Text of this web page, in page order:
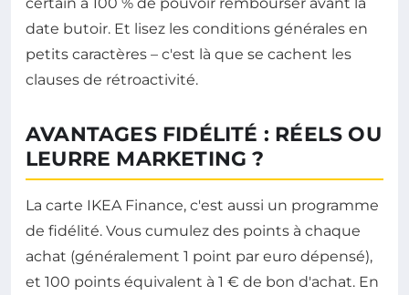
date butoir. Et lisez les conditions générales en
petits caractères – c'est là que se cachent les
clauses de rétroactivité.
AVANTAGES FIDÉLITÉ : RÉELS OU
LEURRE MARKETING ?
La carte IKEA Finance, c'est aussi un programme
de fidélité. Vous cumulez des points à chaque
achat (généralement 1 point par euro dépensé),
et 100 points équivalent à 1 € de bon d'achat. En